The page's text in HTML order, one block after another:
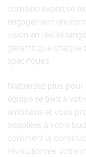
combine expertise
engagement
vision en réalité
garantit que chaque
spécifiques.
N’attendez plus
équipe se tient à
ambitions et vous
adaptées à votre
comment la
révolutionner votre